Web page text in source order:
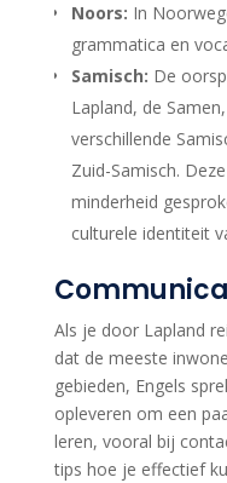
Noors: In
grammatica en
Samisch: De
Lapland, de
verschillende
Zuid-Samisch.
minderheid
culturele identiteit
Als je door Lapland
dat de meeste
gebieden, Engels
opleveren om een
leren, vooral bij
tips hoe je effectief